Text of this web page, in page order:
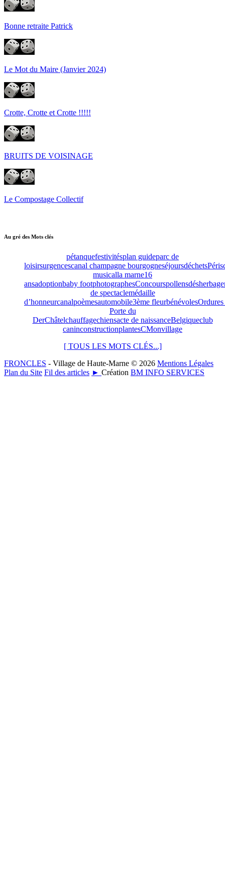
Bonne retraite Patrick
Le Mot du Maire (Janvier 2024)
Crotte, Crotte et Crotte !!!!!
BRUITS DE VOISINAGE
Le Compostage Collectif
Au gré des Mots clés
pétanquefestivitésplan guideparc de
loisirsurgencescanal champagne bourgogneséjoursdéchets
musicalla marne16
ansadoptionbaby footphotographesConcourspollensdésherbage
de spectaclemédaille
d’honneurcanalpoèmesautomobile3ème fleurbénévoles
Porte du
DerChâtelchauffagechiensacte de naissanceBelgiqueclub
caninconstructionplantesCMonvillage
[ TOUS LES MOTS CLÉS...]
FRONCLES - Village de Haute-Marne © 2026 Mentions Légales
Plan du Site Fil des articles ► Création BM INFO SERVICES